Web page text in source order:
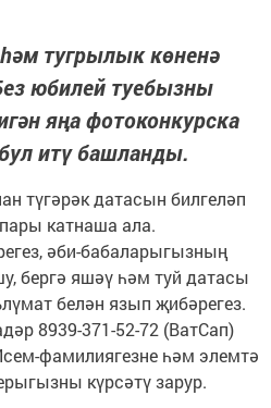
тугрылык көненә
юбилей туебызны
яңа фотоконкурска
итү башланды.
түгәрәк датасын билгеләп
катнаша ала.
әби-бабаларыгызның
бергә яшәү һәм туй датасы
белән язып җибәрегез.
8939-371-52-72 (ВатСап)
фамилиягезне һәм элемтә
күрсәтү зарур.